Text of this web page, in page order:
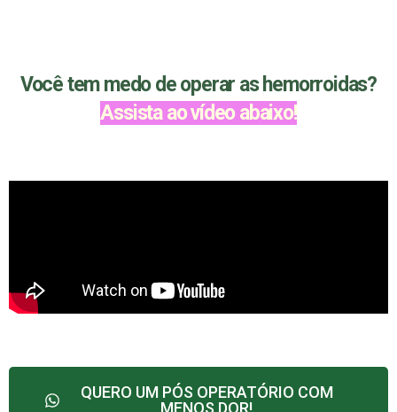
Você tem medo de operar as hemorroidas?
Assista ao vídeo abaixo!
QUERO UM PÓS OPERATÓRIO COM
MENOS DOR!